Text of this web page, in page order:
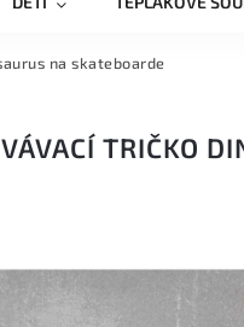
na skateboarde
TRIČKO